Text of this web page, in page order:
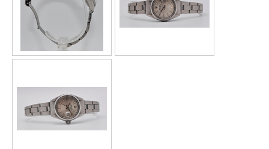
Calibre
Calibre
Caja
Descripción
Estado del Reloj: Satisfactorio.
Garantía de 12 Meses.
CJO107